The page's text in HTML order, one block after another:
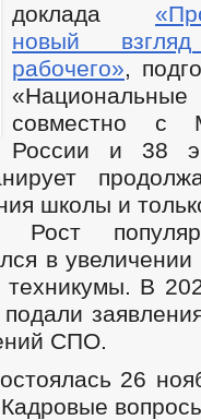
доклада
новый
рабочего»,
совместно с
России и 38
школы и
в
В
СПО.
26